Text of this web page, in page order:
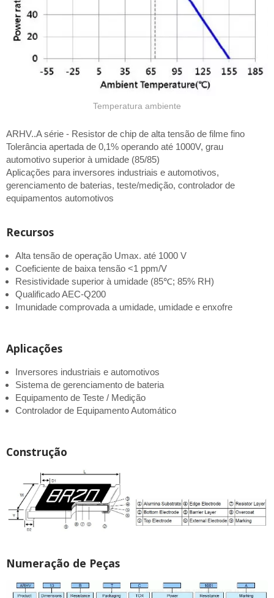
Temperatura ambiente
ARHV..A série - Resistor de chip de alta tensão de filme fino
Tolerância apertada de 0,1% operando até 1000V, grau
automotivo superior à umidade (85/85)
Aplicações para inversores industriais e automotivos,
gerenciamento de baterias, teste/medição, controlador de
equipamentos automotivos
Recursos
Alta tensão de operação Umax. até 1000 V
Coeficiente de baixa tensão <1 ppm/V
Resistividade superior à umidade (85℃; 85% RH)
Qualificado AEC-Q200
Imunidade comprovada a umidade, umidade e enxofre
Aplicações
Inversores industriais e automotivos
Sistema de gerenciamento de bateria
Equipamento de Teste / Medição
Controlador de Equipamento Automático
Construção
Numeração de Peças